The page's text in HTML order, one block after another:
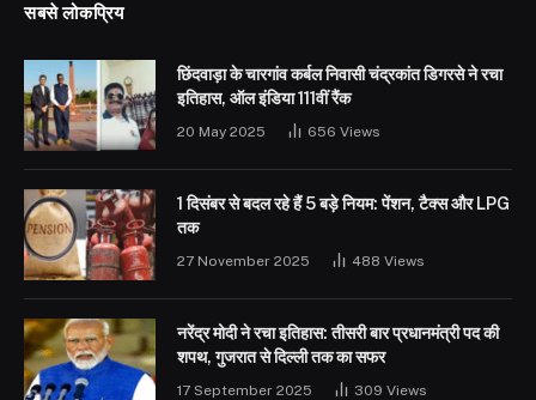
सबसे लोकप्रिय
छिंदवाड़ा के चारगांव कर्बल निवासी चंद्रकांत डिगरसे ने रचा
इतिहास, ऑल इंडिया 111वीं रैंक
20 May 2025 656 Views
1 दिसंबर से बदल रहे हैं 5 बड़े नियम: पेंशन, टैक्स और LPG
तक
27 November 2025 488 Views
नरेंद्र मोदी ने रचा इतिहास: तीसरी बार प्रधानमंत्री पद की
शपथ, गुजरात से दिल्ली तक का सफर
17 September 2025 309 Views